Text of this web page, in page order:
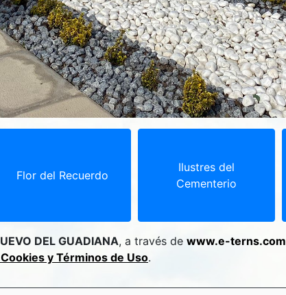
Flor del Recuerdo
Ilustres del
Cementerio
DEL GUADIANA, a través de www.e-terns.com
y Términos de Uso.